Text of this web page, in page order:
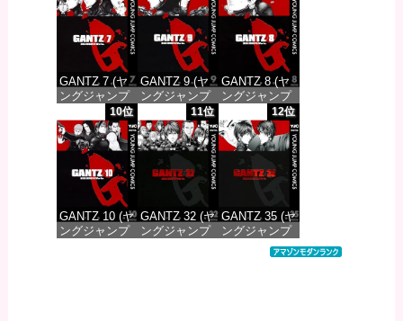
価格：¥100 価格：¥100 価格：¥100
GANTZ 7 (ヤ
ングジャンプ
コミックス
DIGITAL)
価格：¥100
GANTZ 9 (ヤ
ングジャンプ
コミックス
DIGITAL)
価格：¥100
GANTZ 8 (ヤ
ングジャンプ
コミックス
DIGITAL)
価格：¥100
10位
GANTZ 10 (ヤ
ングジャンプ
11位
GANTZ 32 (ヤ
ングジャンプ
12位
GANTZ 35 (ヤ
ングジャンプ
コミックス